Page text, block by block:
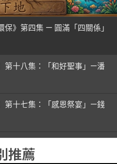
保》第四集 — 圓滿「四關係」
第十八集：「和好聖事」—潘
第十七集：「感恩祭宴」—錢
推薦